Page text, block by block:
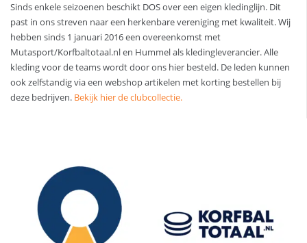
Sinds enkele seizoenen beschikt DOS over een eigen kledinglijn. Dit
past in ons streven naar een herkenbare vereniging met kwaliteit. Wij
hebben sinds 1 januari 2016 een overeenkomst met
Mutasport/Korfbaltotaal.nl en Hummel als kledingleverancier. Alle
kleding voor de teams wordt door ons hier besteld. De leden kunnen
ook zelfstandig via een webshop artikelen met korting bestellen bij
deze bedrijven. Bekijk hier de clubcollectie.